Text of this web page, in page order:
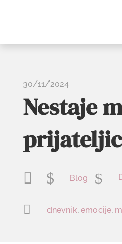
30/11/2024
Nestaje
 $ Blog $
 dnevnik, emocije,